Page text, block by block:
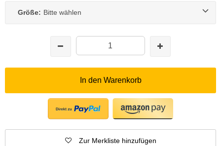
Größe: Bitte wählen
In den Warenkorb
Zur Merkliste hinzufügen